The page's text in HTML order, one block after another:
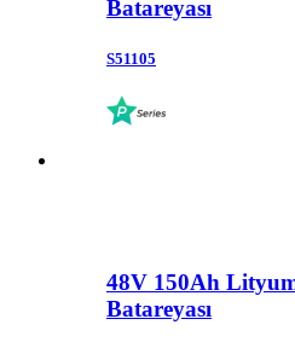
Batareyası
S51105
48V 150Ah
Batareyası